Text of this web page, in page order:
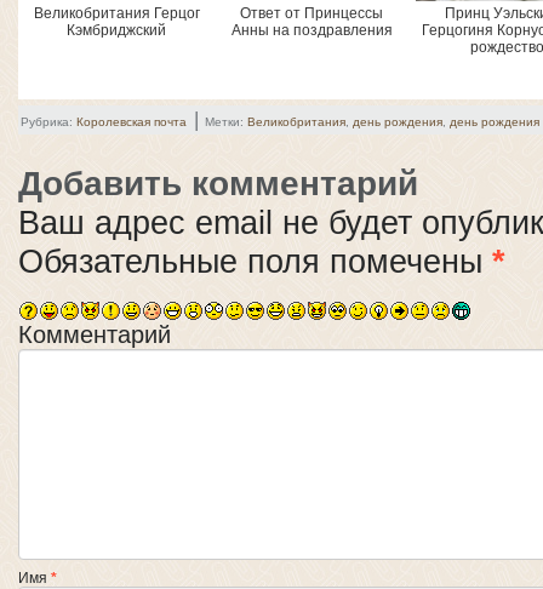
Великобритания Герцог
Кэмбриджский
Ответ от Принцессы
Анны на поздравления
Принц
Герцогиня
рождество
Рубрика: Королевская почта | Метки: Великобритания день рождения день рождения
Добавить комментарий
Ваш адрес email не будет
Обязательные поля помечены *
Комментарий
Имя *